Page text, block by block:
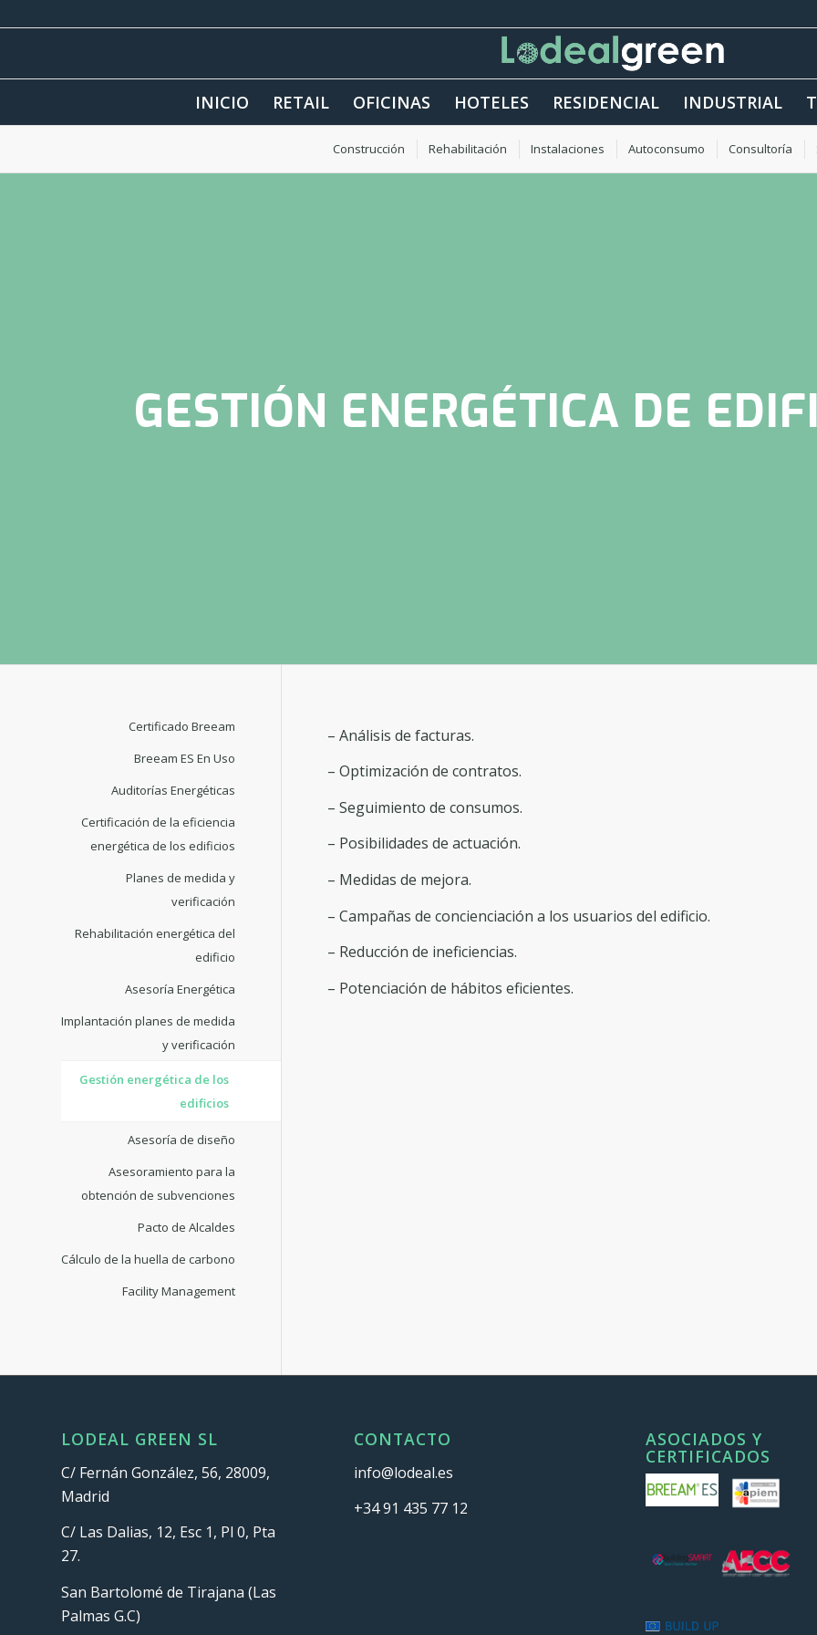
INICIO RETAIL OFICINAS HOTELES RESIDENCIAL INDUSTRIAL
Construcción Rehabilitación Instalaciones Autoconsumo Consultoría
GESTIÓN ENERGÉTICA DE
– Análisis de facturas.
– Optimización de contratos.
– Seguimiento de consumos.
– Posibilidades de actuación.
– Medidas de mejora.
– Campañas de concienciación a los usuarios del edificio.
– Reducción de ineficiencias.
– Potenciación de hábitos eficientes.
Certificado Breeam
Breeam ES En Uso
Auditorías Energéticas
Certificación de la eficiencia
energética de los edificios
Planes de medida y
verificación
Rehabilitación energética del
edificio
Asesoría Energética
Implantación planes de medida
y verificación
Gestión energética de los
edificios
Asesoría de diseño
Asesoramiento para la
obtención de subvenciones
Pacto de Alcaldes
Cálculo de la huella de carbono
Facility Management
LODEAL GREEN SL
C/ Fernán González, 56, 28009,
Madrid
C/ Las Dalias, 12, Esc 1, Pl 0, Pta
27.
San Bartolomé de Tirajana (Las
Palmas G.C)
CONTACTO
info@lodeal.es
+34 91 435 77 12
ASOCIADOS Y
CERTIFICADOS